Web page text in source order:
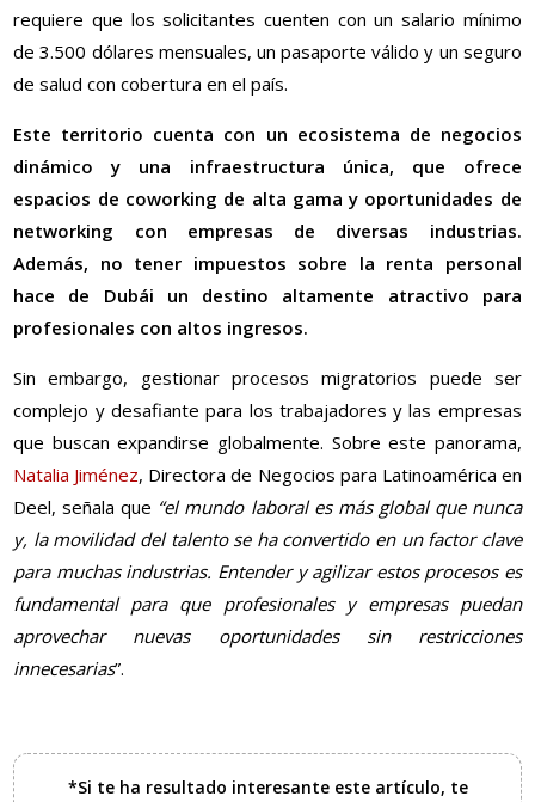
requiere que los solicitantes cuenten con un salario mínimo
de 3.500 dólares mensuales, un pasaporte válido y un seguro
de salud con cobertura en el país.
Este territorio cuenta con un ecosistema de negocios
dinámico y una infraestructura única, que ofrece
espacios de coworking de alta gama y oportunidades de
networking con empresas de diversas industrias.
Además, no tener impuestos sobre la renta personal
hace de Dubái un destino altamente atractivo para
profesionales con altos ingresos.
Sin embargo, gestionar procesos migratorios puede ser
complejo y desafiante para los trabajadores y las empresas
que buscan expandirse globalmente. Sobre este panorama,
Natalia Jiménez, Directora de Negocios para Latinoamérica en
Deel, señala que “el mundo laboral es más global que nunca
y, la movilidad del talento se ha convertido en un factor clave
para muchas industrias. Entender y agilizar estos procesos es
fundamental para que profesionales y empresas puedan
aprovechar nuevas oportunidades sin restricciones
innecesarias”.
*Si te ha resultado interesante este artículo, te